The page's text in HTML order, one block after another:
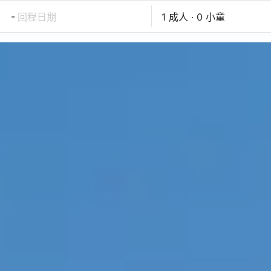
- 回程日期 1 成人 · 0 小童